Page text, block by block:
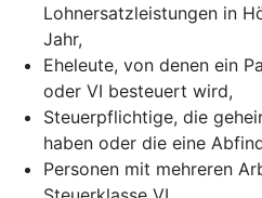
Lohnersatzleistungen in
Jahr,
Eheleute, von denen ein
oder VI besteuert wird,
Steuerpflichtige, die
haben oder die eine
Personen mit mehreren